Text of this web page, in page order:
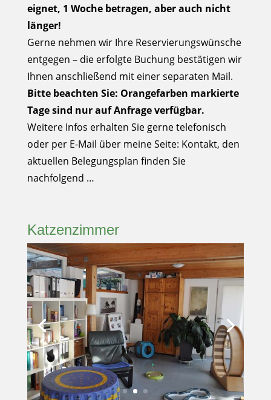
eignet, 1 Woche betragen, aber auch nicht
länger!
Gerne nehmen wir Ihre Reservierungswünsche
entgegen – die erfolgte Buchung bestätigen wir
Ihnen anschließend mit einer separaten Mail.
Bitte beachten Sie: Orangefarben markierte
Tage sind nur auf Anfrage verfügbar.
Weitere Infos erhalten Sie gerne telefonisch
oder per E-Mail über meine Seite: Kontakt, den
aktuellen Belegungsplan finden Sie
nachfolgend …
Katzenzimmer